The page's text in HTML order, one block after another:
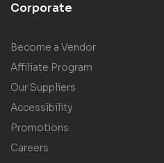
Corporate
Become a Vendor
Affiliate Program
Our Suppliers
Accessibility
Promotions
Careers